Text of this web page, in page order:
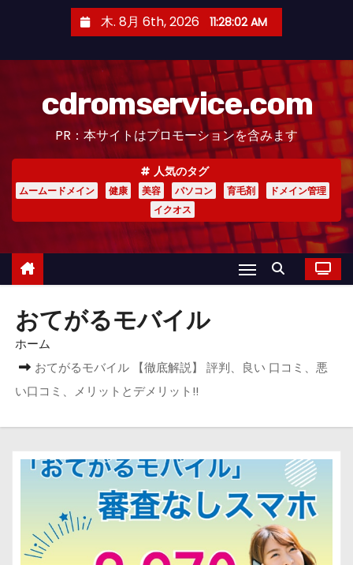
木. 8月 6th, 2026 11:28:02 AM
cdromservice.com
PR：本サイトはプロモーションを含みます
人気のタグ
ムームードメイン 健康 美容 パソコン 育毛剤
ドメイン管理
イクオス
おてがるモバイル
ホーム
おてがるモバイル 【徹底解説】 評判、良い 口コミ、悪
い口コミ、メリットとデメリット!!